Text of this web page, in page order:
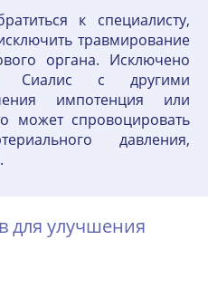
к специалисту,
травмирование
органа. Исключено
Сиалис с другими
импотенция или
может спровоцировать
давления,
для улучшения